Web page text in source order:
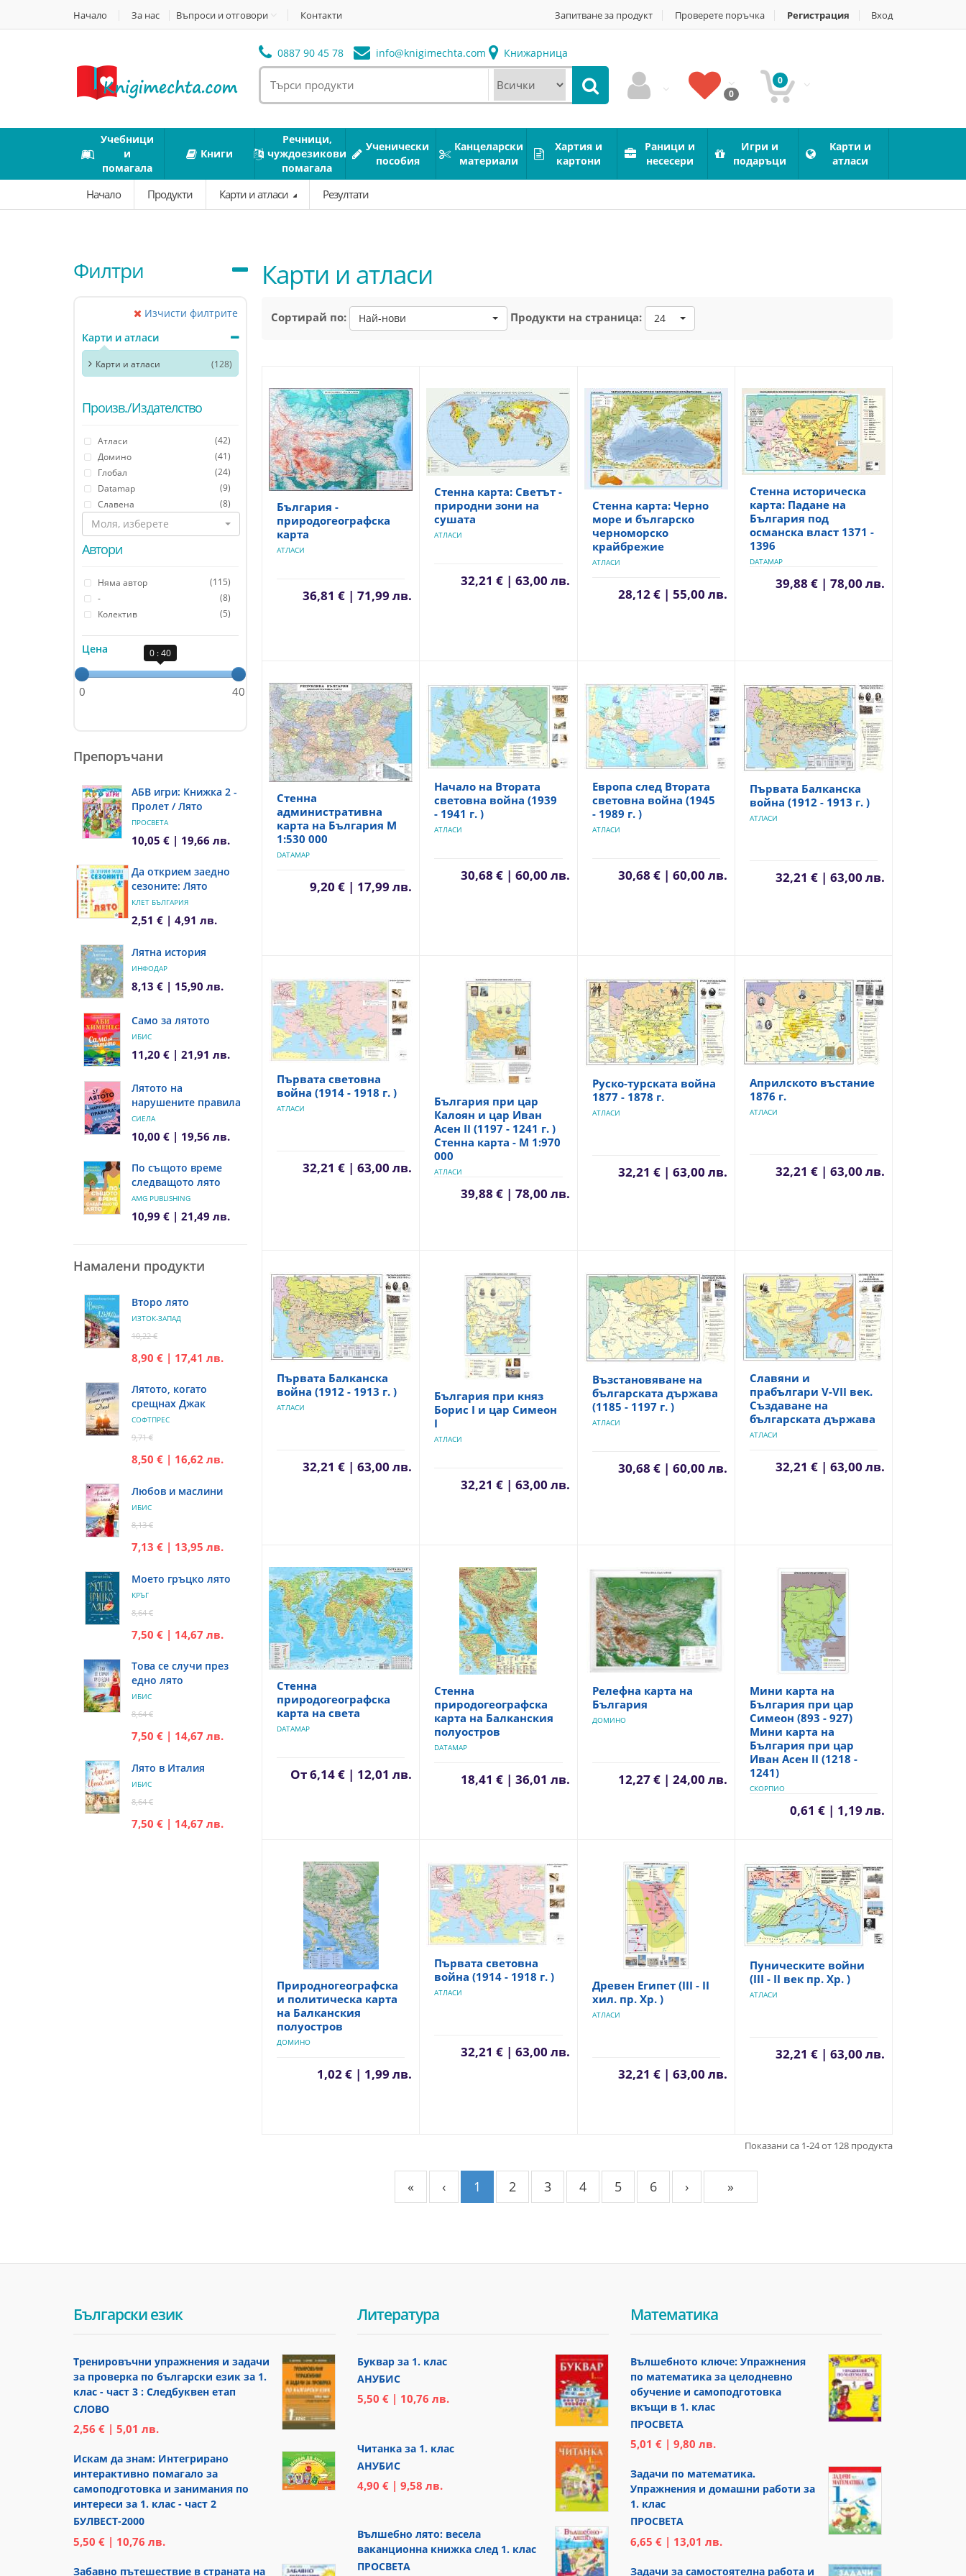
Начало За нас Въпроси и отговори Контакти Запитване за продукт Проверете поръчка Регистрация Вход
0887 90 45 78 info@knigimechta.com Книжарница
0
0
Учебници
и
помагала
Книги
Речници,
чуждоезикови
помагала
Ученически
пособия
Канцеларски
материали
Хартия и
картони
Раници и
несесери
Игри и
подаръци
Карти и
атласи
Начало Продукти Карти и атласи Резултати
Филтри
Изчисти филтрите
Карти и атласи
Карти и атласи (128)
Произв./Издателство
Атласи
(42)
Домино
(41)
Глобал
(24)
Datamap
(9)
Славена
(8)
Моля, изберете
Автори
Няма автор
(115)
-
(8)
Колектив
(5)
Цена 0 : 40
0 40
Препоръчани
АБВ игри: Книжка 2 -
Пролет / Лято
ПРОСВЕТА
10,05 € | 19,66 лв.
Да открием заедно
сезоните: Лято
КЛЕТ БЪЛГАРИЯ
2,51 € | 4,91 лв.
Лятна история
ИНФОДАР
8,13 € | 15,90 лв.
Само за лятото
ИБИС
11,20 € | 21,91 лв.
Лятото на
нарушените правила
СИЕЛА
10,00 € | 19,56 лв.
По същото време
следващото лято
AMG PUBLISHING
10,99 € | 21,49 лв.
Намалени продукти
Второ лято
ИЗТОК-ЗАПАД
10,22 €
8,90 € | 17,41 лв.
Лятото, когато
срещнах Джак
СОФТПРЕС
9,71 €
8,50 € | 16,62 лв.
Любов и маслини
ИБИС
8,13 €
7,13 € | 13,95 лв.
Моето гръцко лято
КРЪГ
8,64 €
7,50 € | 14,67 лв.
Това се случи през
едно лято
ИБИС
8,64 €
7,50 € | 14,67 лв.
Лято в Италия
ИБИС
8,64 €
7,50 € | 14,67 лв.
Карти и атласи
Сортирай по: Най-нови Продукти на страница: 24
България -
природогеографска
карта
АТЛАСИ
36,81 € | 71,99 лв.
Стенна карта: Светът -
природни зони на
сушата
АТЛАСИ
32,21 € | 63,00 лв.
Стенна карта: Черно
море и българско
черноморско
крайбрежие
АТЛАСИ
28,12 € | 55,00 лв.
Стенна историческа
карта: Падане на
България под
османска власт 1371 -
1396
DATAMAP
39,88 € | 78,00 лв.
Стенна
административна
карта на България М
1:530 000
DATAMAP
9,20 € | 17,99 лв.
Начало на Втората
световна война (1939
- 1941 г. )
АТЛАСИ
30,68 € | 60,00 лв.
Европа след Втората
световна война (1945
- 1989 г. )
АТЛАСИ
30,68 € | 60,00 лв.
Първата Балканска
война (1912 - 1913 г. )
АТЛАСИ
32,21 € | 63,00 лв.
Първата световна
война (1914 - 1918 г. )
АТЛАСИ
32,21 € | 63,00 лв.
България при цар
Калоян и цар Иван
Асен II (1197 - 1241 г. )
Стенна карта - М 1:970
000
АТЛАСИ
39,88 € | 78,00 лв.
Руско-турската война
1877 - 1878 г.
АТЛАСИ
32,21 € | 63,00 лв.
Априлското въстание
1876 г.
АТЛАСИ
32,21 € | 63,00 лв.
Първата Балканска
война (1912 - 1913 г. )
АТЛАСИ
32,21 € | 63,00 лв.
България при княз
Борис I и цар Симеон
I
АТЛАСИ
32,21 € | 63,00 лв.
Възстановяване на
българската държава
(1185 - 1197 г. )
АТЛАСИ
30,68 € | 60,00 лв.
Славяни и
прабългари V-VII век.
Създаване на
българската държава
АТЛАСИ
32,21 € | 63,00 лв.
Стенна
природогеографска
карта на света
DATAMAP
От6,14 € | 12,01 лв.
Стенна
природогеографска
карта на Балканския
полуостров
DATAMAP
18,41 € | 36,01 лв.
Релефна карта на
България
ДОМИНО
12,27 € | 24,00 лв.
Мини карта на
България при цар
Симеон (893 - 927)
Мини карта на
България при цар
Иван Асен II (1218 -
1241)
СКОРПИО
0,61 € | 1,19 лв.
Природногеографска
и политическа карта
на Балканския
полуостров
ДОМИНО
1,02 € | 1,99 лв.
Първата световна
война (1914 - 1918 г. )
АТЛАСИ
32,21 € | 63,00 лв.
Древен Египет (ІІІ - ІІ
хил. пр. Хр. )
АТЛАСИ
32,21 € | 63,00 лв.
Пуническите войни
(ІІІ - ІІ век пр. Хр. )
АТЛАСИ
32,21 € | 63,00 лв.
Показани са 1-24 от 128 продукта
« ‹ 1 2 3 4 5 6 › »
Български език
Тренировъчни упражнения и задачи
за проверка по български език за 1.
клас - част 3 : Следбуквен етап
СЛОВО
2,56 € | 5,01 лв.
Искам да знам: Интегрирано
интерактивно помагало за
самоподготовка и занимания по
интереси за 1. клас - част 2
БУЛВЕСТ-2000
5,50 € | 10,76 лв.
Забавно пътешествие в страната на
Литература
Буквар за 1. клас
АНУБИС
5,50 € | 10,76 лв.
Читанка за 1. клас
АНУБИС
4,90 € | 9,58 лв.
Вълшебно лято: весела
ваканционна книжка след 1. клас
ПРОСВЕТА
Математика
Вълшебното ключе: Упражнения
по математика за целодневно
обучение и самоподготовка
вкъщи в 1. клас
ПРОСВЕТА
5,01 € | 9,80 лв.
Задачи по математика.
Упражнения и домашни работи за
1. клас
ПРОСВЕТА
6,65 € | 13,01 лв.
Задачи за самостоятелна работа и